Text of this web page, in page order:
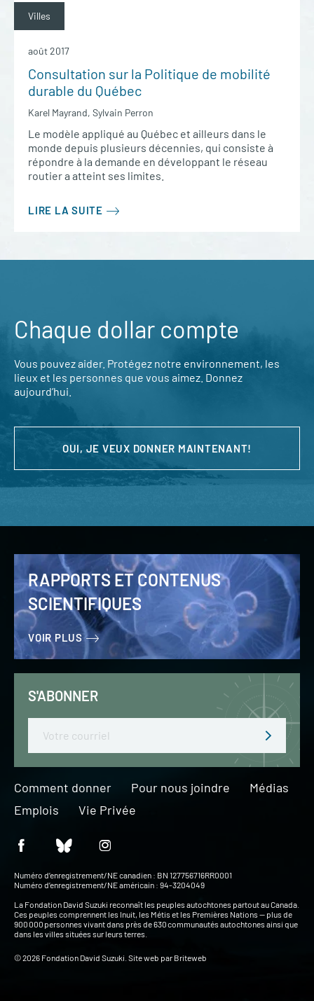
Villes
août 2017
Consultation sur la Politique de mobilité
durable du Québec
Karel Mayrand, Sylvain Perron
Le modèle appliqué au Québec et ailleurs dans le
monde depuis plusieurs décennies, qui consiste à
répondre à la demande en développant le réseau
routier a atteint ses limites.
LIRE LA SUITE
Chaque dollar compte
Vous pouvez aider. Protégez notre environnement, les
lieux et les personnes que vous aimez. Donnez
aujourd’hui.
OUI, JE VEUX DONNER MAINTENANT!
RAPPORTS ET CONTENUS
SCIENTIFIQUES
VOIR PLUS
S'ABONNER
Comment donner Pour nous joindre
Médias
Emplois
Vie Privée
Numéro d’enregistrement/NE canadien : BN 127756716RR0001
Numéro d’enregistrement/NE américain : 94-3204049
La Fondation David Suzuki reconnaît les peuples autochtones partout au Canada.
Ces peuples comprennent les Inuit, les Métis et les Premières Nations — plus de
900 000 personnes vivant dans près de 630 communautés autochtones ainsi que
dans les villes situées sur leurs terres.
© 2026 Fondation David Suzuki. Site web par Briteweb